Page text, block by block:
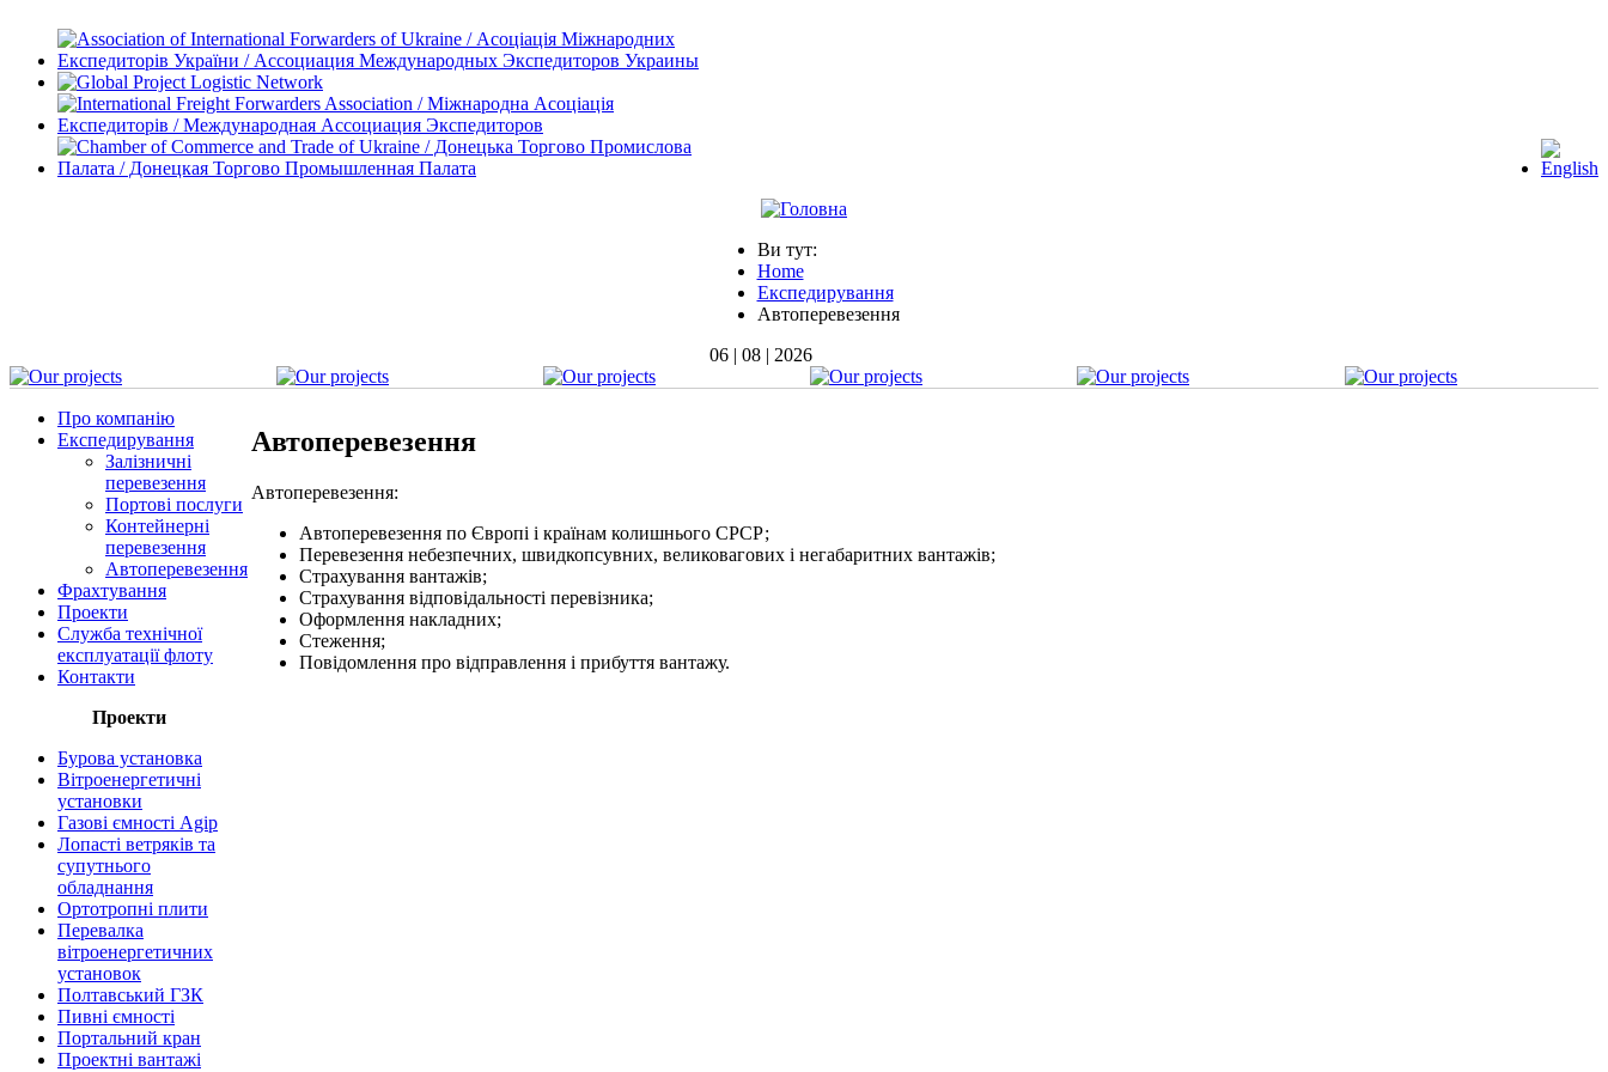
Ви тут:
Home
Експедирування
Автоперевезення
06 | 08 | 2026
Про компанію
Експедирування
Залізничні
перевезення
Портові послуги
Контейнерні
перевезення
Автоперевезення
Фрахтування
Проекти
Служба технічної
експлуатації флоту
Контакти
Проекти
Бурова установка
Вітроенергетичні
установки
Газові ємності Agip
Лопасті ветряків та
супутнього
обладнання
Ортотропні плити
Перевалка
вітроенергетичних
установок
Полтавський ГЗК
Пивні ємності
Портальний кран
Проектні вантажі
Автоперевезення
Автоперевезення:
Автоперевезення по Європі і країнам колишнього СРСР;
Перевезення небезпечних, швидкопсувних, великовагових і негабаритних вантажів;
Страхування вантажів;
Страхування відповідальності перевізника;
Оформлення накладних;
Стеження;
Повідомлення про відправлення і прибуття вантажу.